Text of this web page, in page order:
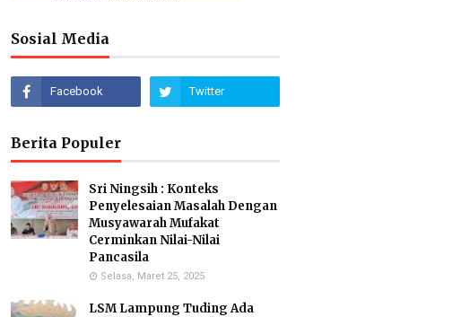
Sosial Media
Berita Populer
Sri Ningsih : Konteks
Penyelesaian Masalah Dengan
Musyawarah Mufakat
Cerminkan Nilai-Nilai
Pancasila
Selasa, Maret 25, 2025
LSM Lampung Tuding Ada